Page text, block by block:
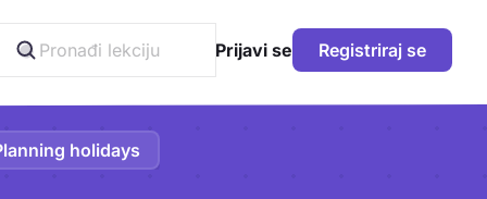
Prijavi se Registriraj se
holidays